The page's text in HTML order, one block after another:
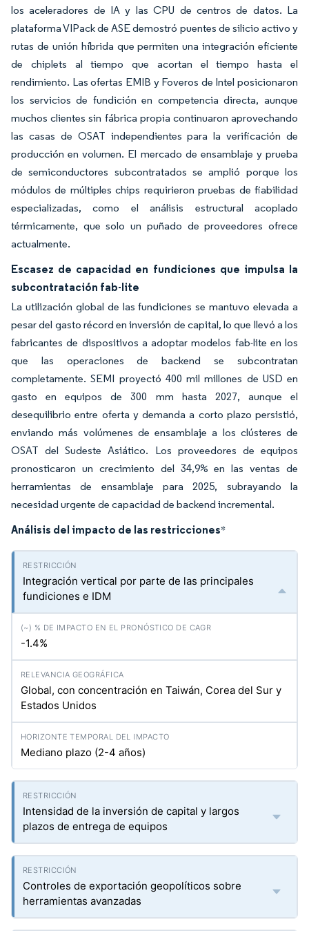
los aceleradores de IA y las CPU de centros de datos. La
plataforma VIPack de ASE demostró puentes de silicio activo y
rutas de unión híbrida que permiten una integración eficiente
de chiplets al tiempo que acortan el tiempo hasta el
rendimiento. Las ofertas EMIB y Foveros de Intel posicionaron
los servicios de fundición en competencia directa, aunque
muchos clientes sin fábrica propia continuaron aprovechando
las casas de OSAT independientes para la verificación de
producción en volumen. El mercado de ensamblaje y prueba
de semiconductores subcontratados se amplió porque los
módulos de múltiples chips requirieron pruebas de fiabilidad
especializadas, como el análisis estructural acoplado
térmicamente, que solo un puñado de proveedores ofrece
actualmente.
Escasez de capacidad en fundiciones que impulsa la
subcontratación fab-lite
La utilización global de las fundiciones se mantuvo elevada a
pesar del gasto récord en inversión de capital, lo que llevó a los
fabricantes de dispositivos a adoptar modelos fab-lite en los
que las operaciones de backend se subcontratan
completamente. SEMI proyectó 400 mil millones de USD en
gasto en equipos de 300 mm hasta 2027, aunque el
desequilibrio entre oferta y demanda a corto plazo persistió,
enviando más volúmenes de ensamblaje a los clústeres de
OSAT del Sudeste Asiático. Los proveedores de equipos
pronosticaron un crecimiento del 34,9% en las ventas de
herramientas de ensamblaje para 2025, subrayando la
necesidad urgente de capacidad de backend incremental.
Análisis del impacto de las restricciones*
Integración vertical por parte de las principales
fundiciones e IDM
-1.4%
Global, con concentración en Taiwán, Corea del Sur y
Estados Unidos
Mediano plazo (2-4 años)
Intensidad de la inversión de capital y largos
plazos de entrega de equipos
Controles de exportación geopolíticos sobre
herramientas avanzadas